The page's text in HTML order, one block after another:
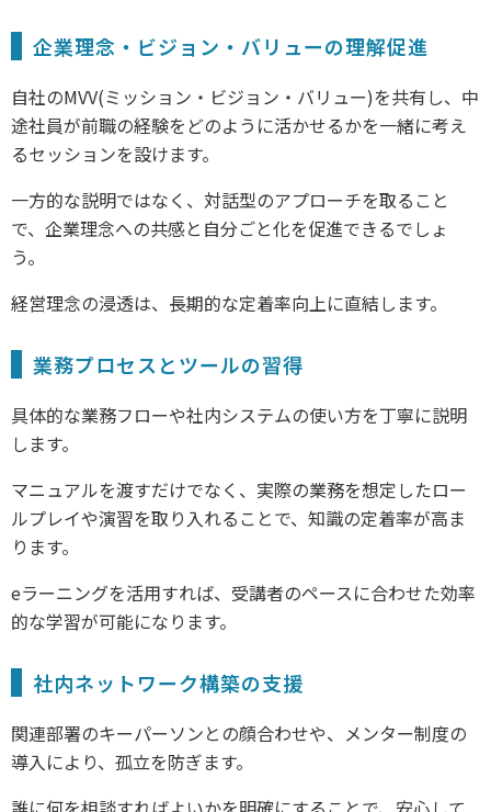
企業理念・ビジョン・バリューの理解促進
自社のMVV(ミッション・ビジョン・バリュー)を共有し、中
途社員が前職の経験をどのように活かせるかを一緒に考え
るセッションを設けます。
一方的な説明ではなく、対話型のアプローチを取ること
で、企業理念への共感と自分ごと化を促進できるでしょ
う。
経営理念の浸透は、長期的な定着率向上に直結します。
業務プロセスとツールの習得
具体的な業務フローや社内システムの使い方を丁寧に説明
します。
マニュアルを渡すだけでなく、実際の業務を想定したロー
ルプレイや演習を取り入れることで、知識の定着率が高ま
ります。
eラーニングを活用すれば、受講者のペースに合わせた効率
的な学習が可能になります。
社内ネットワーク構築の支援
関連部署のキーパーソンとの顔合わせや、メンター制度の
導入により、孤立を防ぎます。